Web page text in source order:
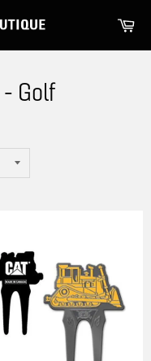
Golf